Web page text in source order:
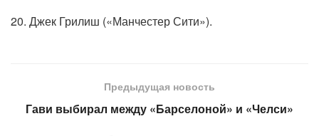
20. Джек Грилиш («Манчестер Сити»).
Предыдущая новость
Гави выбирал между «Барселоной» и «Челси»